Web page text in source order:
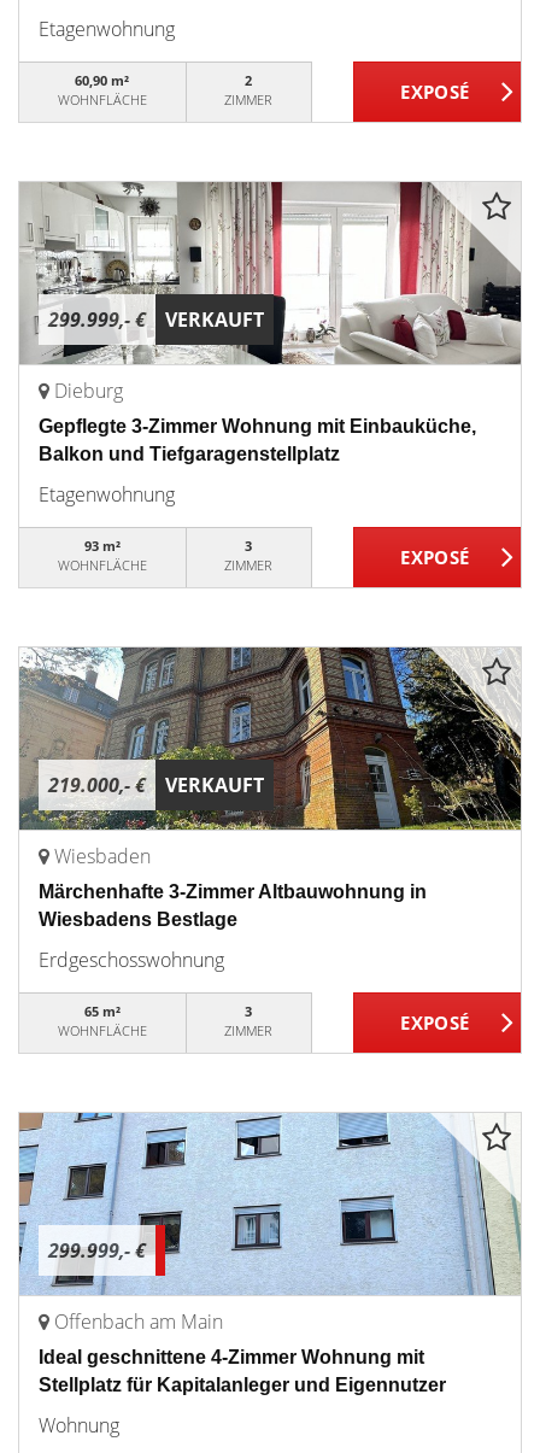
Etagenwohnung
60,90 m²
WOHNFLÄCHE
2
ZIMMER
299.999,- € VERKAUFT
Dieburg
Gepflegte 3-Zimmer Wohnung mit Einbauküche,
Balkon und Tiefgaragenstellplatz
Etagenwohnung
93 m²
WOHNFLÄCHE
3
ZIMMER
219.000,- € VERKAUFT
Wiesbaden
Märchenhafte 3-Zimmer Altbauwohnung in
Wiesbadens Bestlage
Erdgeschosswohnung
65 m²
WOHNFLÄCHE
3
ZIMMER
299.999,- €
Offenbach am Main
Ideal geschnittene 4-Zimmer Wohnung mit
Stellplatz für Kapitalanleger und Eigennutzer
Wohnung